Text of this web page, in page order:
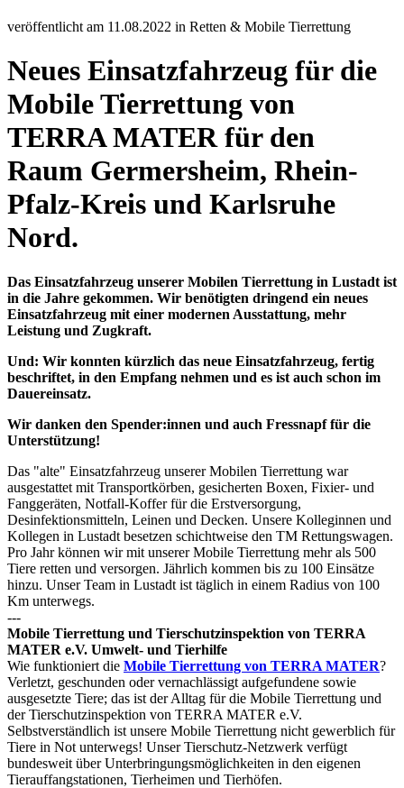
veröffentlicht am 11.08.2022 in Retten & Mobile Tierrettung
Neues Einsatzfahrzeug für die
Mobile Tierrettung von
TERRA MATER für den
Raum Germersheim, Rhein-
Pfalz-Kreis und Karlsruhe
Nord.
Das Einsatzfahrzeug unserer Mobilen Tierrettung in Lustadt ist
in die Jahre gekommen. Wir benötigten dringend ein neues
Einsatzfahrzeug mit einer modernen Ausstattung, mehr
Leistung und Zugkraft.
Und: Wir konnten kürzlich das neue Einsatzfahrzeug, fertig
beschriftet, in den Empfang nehmen und es ist auch schon im
Dauereinsatz.
Wir danken den Spender:innen und auch Fressnapf für die
Unterstützung!
Das "alte" Einsatzfahrzeug unserer Mobilen Tierrettung war
ausgestattet mit Transportkörben, gesicherten Boxen, Fixier- und
Fanggeräten, Notfall-Koffer für die Erstversorgung,
Desinfektionsmitteln, Leinen und Decken. Unsere Kolleginnen und
Kollegen in Lustadt besetzen schichtweise den TM Rettungswagen.
Pro Jahr können wir mit unserer Mobile Tierrettung mehr als 500
Tiere retten und versorgen. Jährlich kommen bis zu 100 Einsätze
hinzu. Unser Team in Lustadt ist täglich in einem Radius von 100
Km unterwegs.
---
Mobile Tierrettung und Tierschutzinspektion von TERRA
MATER e.V. Umwelt- und Tierhilfe
Wie funktioniert die Mobile Tierrettung von TERRA MATER?
Verletzt, geschunden oder vernachlässigt aufgefundene sowie
ausgesetzte Tiere; das ist der Alltag für die Mobile Tierrettung und
der Tierschutzinspektion von TERRA MATER e.V.
Selbstverständlich ist unsere Mobile Tierrettung nicht gewerblich für
Tiere in Not unterwegs! Unser Tierschutz-Netzwerk verfügt
bundesweit über Unterbringungsmöglichkeiten in den eigenen
Tierauffangstationen, Tierheimen und Tierhöfen.